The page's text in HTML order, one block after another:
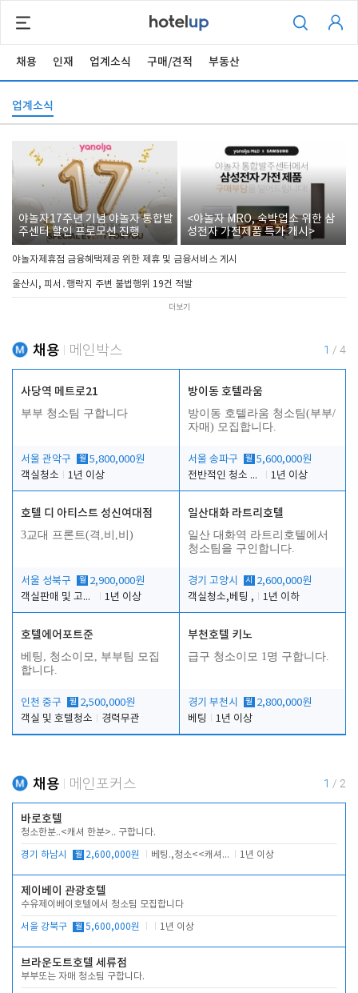
채용 인재 업계소식 구매/견적 부동산
업계소식
야놀자17주년 기념 야놀자 통합발
주센터 할인 프로모션 진행
<야놀자 MRO, 숙박업소 위한 삼
성전자 가전제품 특가 개시>
야놀자제휴점 금융혜택제공 위한 제휴 및 금융서비스 게시
울산시, 피서․행락지 주변 불법행위 19건 적발
더보기
채용 메인박스 1 / 4
사당역 메트로21
부부 청소팀 구합니다
서울 관악구 월 5,800,000원
객실청소
1년 이상
방이동 호텔라움
방이동 호텔라움 청소팀(부부/
자매) 모집합니다.
서울 송파구 월 5,600,000원
전반적인 청소 업무(객실청소.객실정리)
1년 이상
호텔 디 아티스트 성신여대점
3교대 프론트(격,비,비)
서울 성북구 월 2,900,000원
객실판매 및 고객응대
1년 이상
일산대화 라트리호텔
일산 대화역 라트리호텔에서
청소팀을 구인합니다.
경기 고양시 시
2,600,000원
객실청소,베팅 ,
1년 이하
호텔에어포트준
베팅, 청소이모, 부부팀 모집
합니다.
인천 중구 월 2,500,000원
객실 및 호텔청소
경력무관
부천호텔 키노
급구 청소이모 1명 구합니다.
경기 부천시 월 2,800,000원
베팅
1년 이상
채용 메인포커스 1 / 2
바로호텔
청소한분..<캐셔 한분>.. 구합니다.
경기 하남시 월 2,600,000원 베팅.,청소<<캐셔 모셔봅니다. 1년 이상
제이베이 관광호텔
수유제이베이호텔에서 청소팀 모집합니다
서울 강북구 월 5,600,000원 1년 이상
브라운도트호텔 세류점
부부또는 자매 청소팀 구합니다.